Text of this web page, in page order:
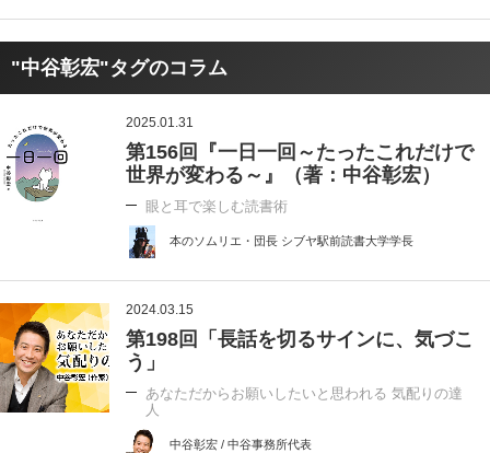
"中谷彰宏"タグのコラム
2025.01.31
第156回『一日一回～たったこれだけで
世界が変わる～』（著：中谷彰宏）
眼と耳で楽しむ読書術
本のソムリエ・団長 シブヤ駅前読書大学学長
2024.03.15
第198回「長話を切るサインに、気づこ
う」
あなただからお願いしたいと思われる 気配りの達
人
中谷彰宏 / 中谷事務所代表